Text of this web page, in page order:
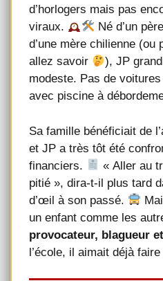
d’horlogers mais pas
viraux.
Né d’un
d’une mère chilienne (ou
allez savoir
), JP
modeste. Pas de
avec piscine à
Sa famille bénéficiait de
et JP a très tôt été
financiers.
« Aller au
pitié », dira-t-il plus tard
d’œil à son passé.
un enfant comme les
provocateur, blagueur
l’école, il aimait déjà